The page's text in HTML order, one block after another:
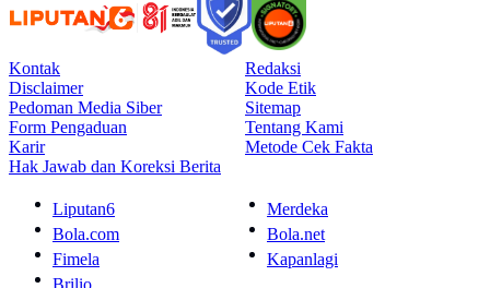
Kontak
Redaksi
Disclaimer
Kode Etik
Pedoman Media Siber
Sitemap
Form Pengaduan
Tentang Kami
Karir
Metode Cek Fakta
Hak Jawab dan Koreksi Berita
Liputan6
Merdeka
Bola.com
Bola.net
Fimela
Kapanlagi
Brilio